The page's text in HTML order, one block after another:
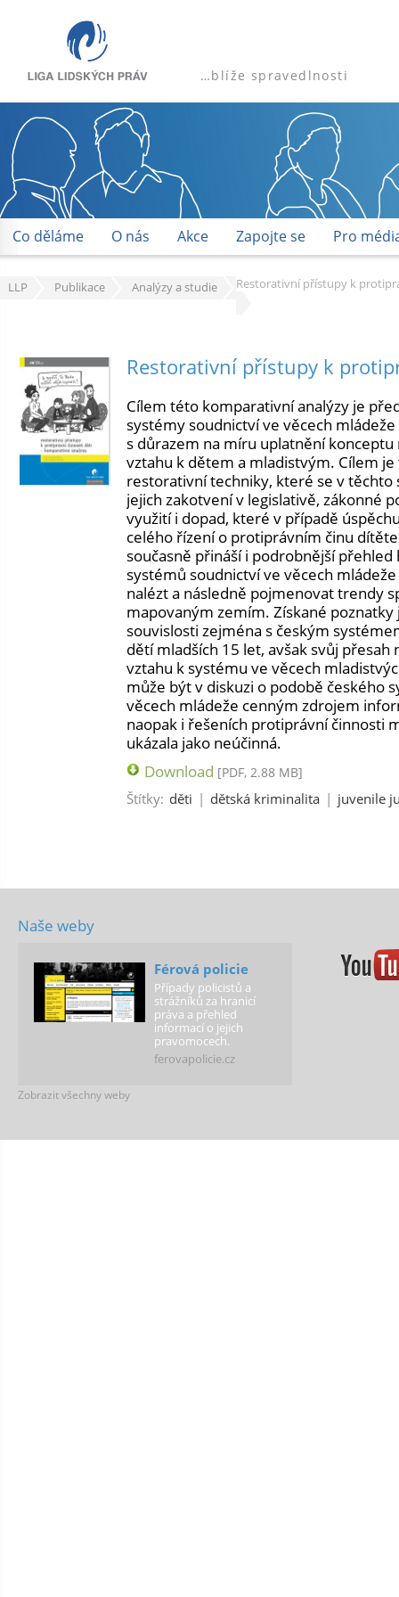
…blíže spravedlnosti
Co děláme O nás Akce Zapojte se Pro
LLP Publikace Analýzy a studie Restorativní přístupy k
Restorativní přístupy k
Cílem této komparativní analýzy je
systémy soudnictví ve věcech
s důrazem na míru uplatnění
vztahu k dětem a mladistvým. Cílem
restorativní techniky, které se v těchto
jejich zakotvení v legislativě, zákonné
využití i dopad, které v případě
celého řízení o protiprávním činu
současně přináší i podrobnější
systémů soudnictví ve věcech
nalézt a následně pojmenovat trendy
mapovaným zemím. Získané poznatky
souvislosti zejména s českým
dětí mladších 15 let, avšak svůj přesah
vztahu k systému ve věcech
může být v diskuzi o podobě českého
věcech mládeže cenným zdrojem
naopak i řešeních protiprávní činnosti
ukázala jako neúčinná.
Download [PDF, 2.88 MB]
Štítky: děti | dětská kriminalita | juvenile
Naše weby
Férová policie
Případy policistů a
strážníků za hranicí
práva a přehled
informací o jejich
pravomocech.
ferovapolicie.cz
Férová škola
Zobrazit všechny weby